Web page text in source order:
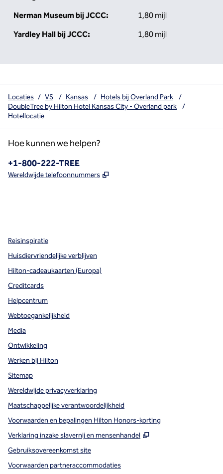
Nerman Museum bij JCCC:
1,80 mijl
Yardley Hall bij JCCC:
1,80 mijl
Locaties / VS / Kansas / Hotels bij Overland Park
/
DoubleTree by Hilton Hotel Kansas City - Overland park
/
Hotellocatie
Hoe kunnen we helpen?
Telefoon:
+1-800-222-TREE
Wereldwijde telefoonnummers ,
Reisinspiratie
Huisdiervriendelijke verblijven
Hilton-cadeaukaarten (Europa)
Creditcards
Helpcentrum
Webtoegankelijkheid
Media
Ontwikkeling
Werken bij Hilton
Sitemap
Wereldwijde privacyverklaring
Maatschappelijke verantwoordelijkheid
Voorwaarden en bepalingen Hilton Honors-korting
Verklaring inzake slavernij en mensenhandel
,
Gebruiksovereenkomst site
Voorwaarden partneraccommodaties